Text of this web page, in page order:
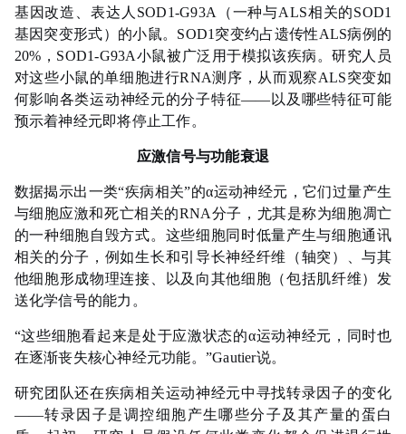
基因改造、表达人SOD1-G93A（一种与ALS相关的SOD1
基因突变形式）的小鼠。SOD1突变约占遗传性ALS病例的
20%，SOD1-G93A小鼠被广泛用于模拟该疾病。研究人员
对这些小鼠的单细胞进行RNA测序，从而观察ALS突变如
何影响各类运动神经元的分子特征——以及哪些特征可能
预示着神经元即将停止工作。
应激信号与功能衰退
数据揭示出一类“疾病相关”的α运动神经元，它们过量产生
与细胞应激和死亡相关的RNA分子，尤其是称为细胞凋亡
的一种细胞自毁方式。这些细胞同时低量产生与细胞通讯
相关的分子，例如生长和引导长神经纤维（轴突）、与其
他细胞形成物理连接、以及向其他细胞（包括肌纤维）发
送化学信号的能力。
“这些细胞看起来是处于应激状态的α运动神经元，同时也
在逐渐丧失核心神经元功能。”Gautier说。
研究团队还在疾病相关运动神经元中寻找转录因子的变化
——转录因子是调控细胞产生哪些分子及其产量的蛋白